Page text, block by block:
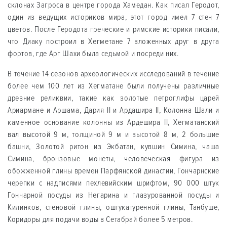
склонах Загроса в центре города Хамедан. Как писал Геродот,
один из ведущих историков мира, этот город имел 7 стен 7
цветов. После Геродота греческие и римские историки писали,
что Диаку построил в Хегметане 7 вложенных друг в друга
фортов, где Арг Шахи была седьмой и посреди них.
В течение 14 сезонов археологических исследований в течение
более чем 100 лет из Хегматане были получены различные
древние реликвии, такие как золотые петроглифы царей
Ариармане и Аршама, Дария II и Ардашира II, Колонна Шали и
каменное основание колонны из Ардешира II, Хегматанский
вал высотой 9 м, толщиной 9 м и высотой 8 м, 2 большие
башни, Золотой ритон из Экбатан, кувшин Симина, чаша
Симина, бронзовые монеты, человеческая фигура из
обожженной глины времен Парфянской династии, Гончарнские
черепки с надписями пехлевийским шрифтом, 90 000 штук
Гончарной посуды из Негарина и глазурованной посуды и
Килинков, стеновой глины, оштукатуренной глины, Танбуше,
Коридоры для подачи воды в Сетабрай более 5 метров.